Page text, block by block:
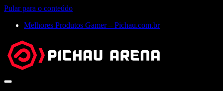
Pular para o conteúdo
Melhores Produtos Gamer – Pichau.com.br
Abrir